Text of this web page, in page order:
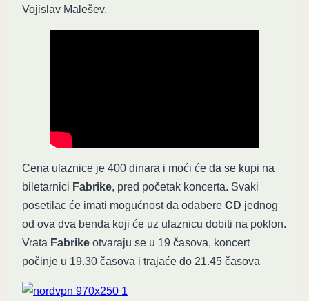
Vojislav Malešev.
Cena ulaznice je 400 dinara i moći će da se kupi na
biletarnici Fabrike, pred početak koncerta. Svaki
posetilac će imati mogućnost da odabere CD jednog
od ova dva benda koji će uz ulaznicu dobiti na poklon.
Vrata Fabrike otvaraju se u 19 časova, koncert
počinje u 19.30 časova i trajaće do 21.45 časova